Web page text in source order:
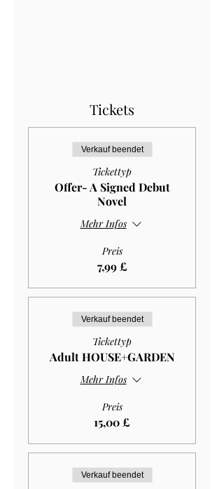
Tickets
Verkauf beendet
Tickettyp
Offer- A Signed Debut
Novel
Mehr Infos
Preis
7,99 £
Verkauf beendet
Tickettyp
Adult HOUSE+GARDEN
Mehr Infos
Preis
15,00 £
Verkauf beendet